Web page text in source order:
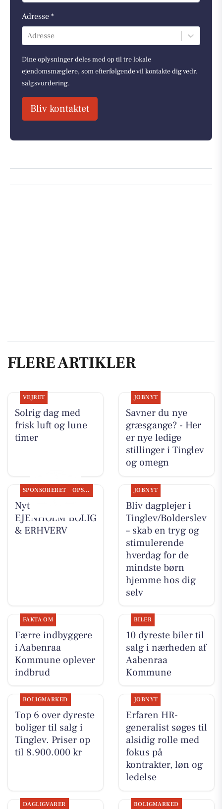
Adresse *
Adresse
Dine oplysninger deles med op til tre lokale
ejendomsmæglere, som efterfølgende vil kontakte dig vedr.
salgsvurdering.
Bliv kontaktet
FLERE ARTIKLER
VEJRET
Solrig dag med
frisk luft og lune
timer
JOBNYT
Savner du nye
græsgange? - Her
er nye ledige
stillinger i Tinglev
og omegn
SPONSORERET OPSLAGSTAVLEN
Nyt fra
EJENHOLM BOLIG
& ERHVERV
JOBNYT
Bliv dagplejer i
Tinglev/Bolderslev
– skab en tryg og
stimulerende
hverdag for de
mindste børn
hjemme hos dig
selv
FAKTA OM
Færre indbyggere
i Aabenraa
Kommune oplever
indbrud
BILER
10 dyreste biler til
salg i nærheden af
Aabenraa
Kommune
BOLIGMARKED
Top 6 over dyreste
boliger til salg i
Tinglev. Priser op
til 8.900.000 kr
JOBNYT
Erfaren HR-
generalist søges til
alsidig rolle med
fokus på
kontrakter, løn og
ledelse
DAGLIGVARER BOLIGMARKED